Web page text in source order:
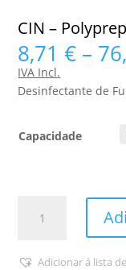
CIN –
8,71€ –
IVA Incl.
Desinfectante de
Capacidade
-
Adicionar á lista